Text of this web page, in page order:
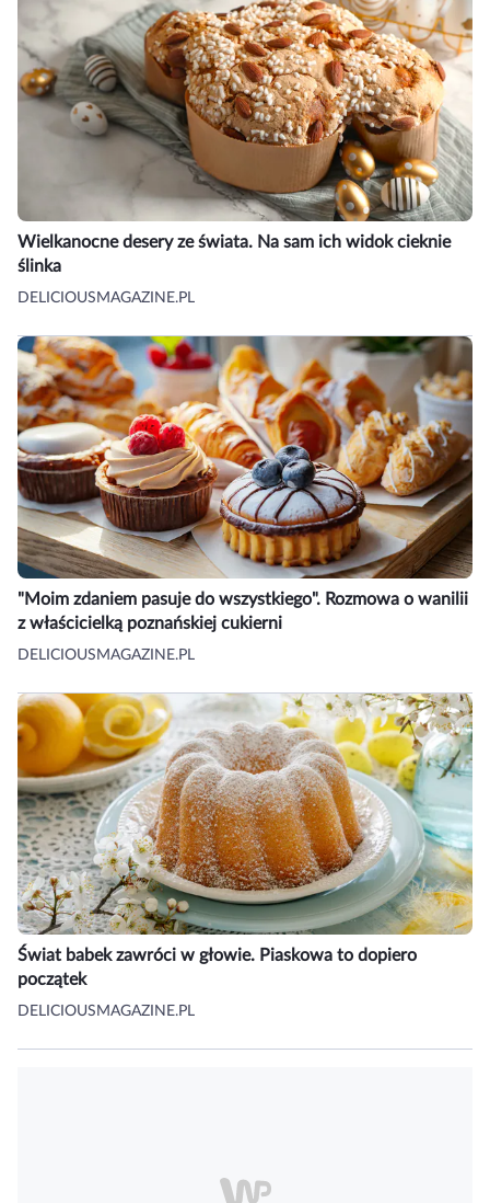
Wielkanocne desery ze świata. Na sam ich widok cieknie
ślinka
DELICIOUSMAGAZINE.PL
"Moim zdaniem pasuje do wszystkiego". Rozmowa o wanilii
z właścicielką poznańskiej cukierni
DELICIOUSMAGAZINE.PL
Świat babek zawróci w głowie. Piaskowa to dopiero
początek
DELICIOUSMAGAZINE.PL